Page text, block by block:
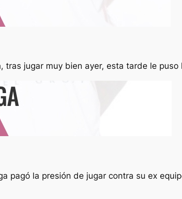
tras jugar muy bien ayer, esta tarde le
pagó la presión de jugar contra su ex